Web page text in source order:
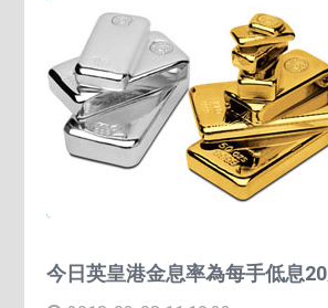
今日英皇港金息率為每手低息